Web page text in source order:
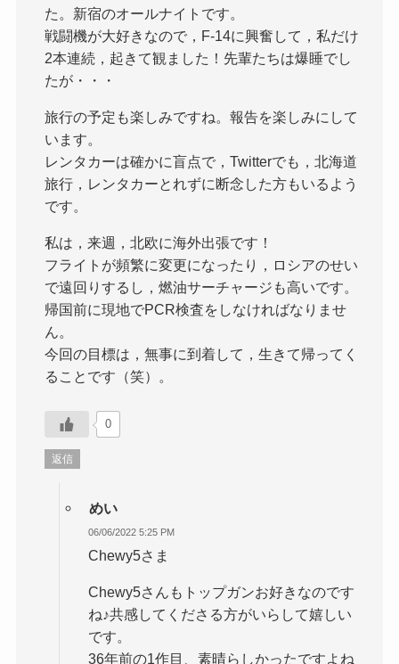
た。新宿のオールナイトです。
戦闘機が大好きなので，F-14に興奮して，私だけ
2本連続，起きて観ました！先輩たちは爆睡でし
たが・・・
旅行の予定も楽しみですね。報告を楽しみにして
います。
レンタカーは確かに盲点で，Twitterでも，北海道
旅行，レンタカーとれずに断念した方もいるよう
です。
私は，来週，北欧に海外出張です！
フライトが頻繁に変更になったり，ロシアのせい
で遠回りするし，燃油サーチャージも高いです。
帰国前に現地でPCR検査をしなければなりませ
ん。
今回の目標は，無事に到着して，生きて帰ってく
ることです（笑）。
0
返信
めい
06/06/2022 5:25 PM
Chewy5さま
Chewy5さんもトップガンお好きなのです
ね♪共感してくださる方がいらして嬉しい
です。
36年前の1作目、素晴らしかったですよね